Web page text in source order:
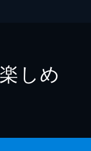
しめ